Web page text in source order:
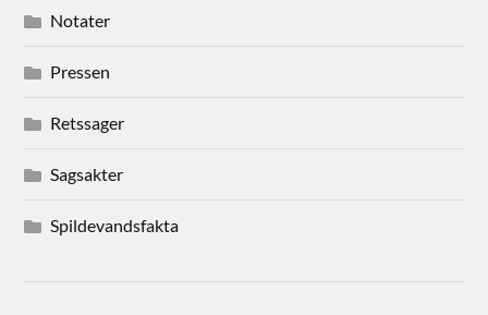
Notater
Pressen
Retssager
Sagsakter
Spildevandsfakta